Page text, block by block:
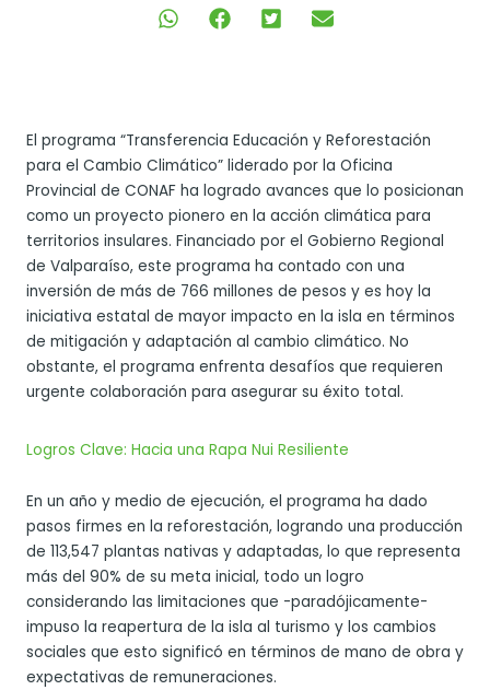
El programa “Transferencia Educación y Reforestación
para el Cambio Climático” liderado por la Oficina
Provincial de CONAF ha logrado avances que lo posicionan
como un proyecto pionero en la acción climática para
territorios insulares. Financiado por el Gobierno Regional
de Valparaíso, este programa ha contado con una
inversión de más de 766 millones de pesos y es hoy la
iniciativa estatal de mayor impacto en la isla en términos
de mitigación y adaptación al cambio climático. No
obstante, el programa enfrenta desafíos que requieren
urgente colaboración para asegurar su éxito total.
Logros Clave: Hacia una Rapa Nui Resiliente
En un año y medio de ejecución, el programa ha dado
pasos firmes en la reforestación, logrando una producción
de 113,547 plantas nativas y adaptadas, lo que representa
más del 90% de su meta inicial, todo un logro
considerando las limitaciones que -paradójicamente-
impuso la reapertura de la isla al turismo y los cambios
sociales que esto significó en términos de mano de obra y
expectativas de remuneraciones.